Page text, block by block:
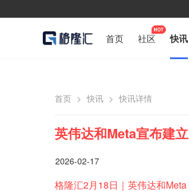
首页 社区 快讯
首页 > 快讯 > 快讯详情
英伟达和Meta宣布建
2026-02-17
格隆汇2月18日｜英伟达和